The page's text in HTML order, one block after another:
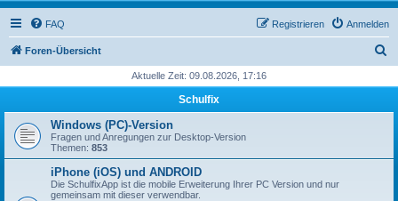
FAQ Anmelden
Registrieren
Foren-Übersicht
h
Aktuelle Zeit: 09.08.2026, 17:16
Schulfix
Windows (PC)-Version
Fragen und Anregungen zur Desktop-Version
Themen: 853
iPhone (iOS) und ANDROID
Die SchulfixApp ist die mobile Erweiterung Ihrer PC Version und nur
gemeinsam mit dieser verwendbar.